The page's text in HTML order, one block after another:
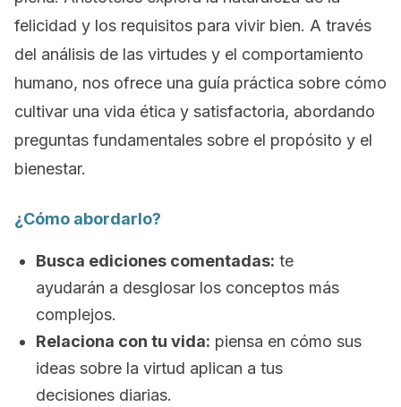
felicidad y los requisitos para vivir bien. A través
del análisis de las virtudes y el comportamiento
humano, nos ofrece una guía práctica sobre cómo
cultivar una vida ética y satisfactoria, abordando
preguntas fundamentales sobre el propósito y el
bienestar.
¿Cómo abordarlo?
Busca ediciones comentadas: te
ayudarán a desglosar los conceptos más
complejos.
Relaciona con tu vida: piensa en cómo sus
ideas sobre la virtud aplican a tus
decisiones diarias.